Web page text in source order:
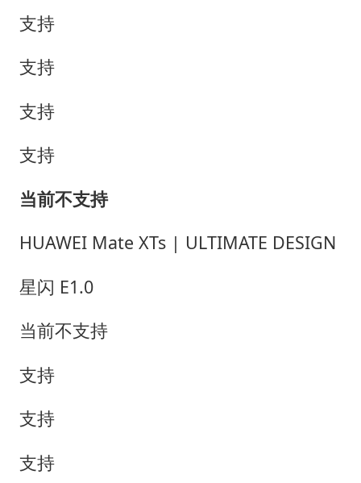
支持
支持
支持
支持
当前不支持
HUAWEI Mate XTs | ULTIMATE DESIGN
星闪 E1.0
当前不支持
支持
支持
支持